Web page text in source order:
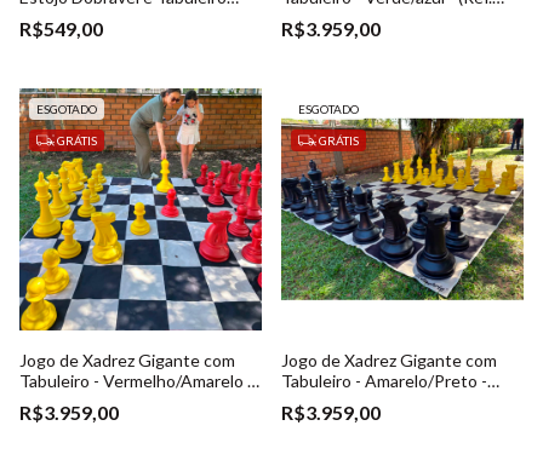
embutido + Rainhas Extras -
(Ref. 017)
R$549,00
023)
R$3.959,00
ESGOTADO
GRÁTIS
Jogo de Xadrez Gigante com
Tabuleiro - Vermelho/Amarelo -
(Ref. 023)
R$3.959,00
ESGOTADO
GRÁTIS
Jogo de Xadrez Gigante com
Tabuleiro - Amarelo/Preto -
(Ref. 023)
R$3.959,00